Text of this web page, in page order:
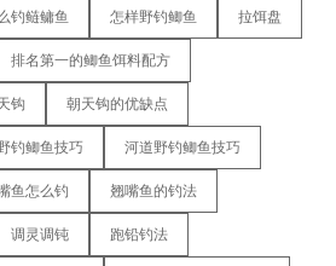
钓鲢鳙鱼 怎样野钓鲫鱼 拉饵盘
排名第一的鲫鱼饵料配方
钩 朝天钩的优缺点
钓鲫鱼技巧 河道野钓鲫鱼技巧
鱼怎么钓 翘嘴鱼的钓法
调灵调钝 跑铅钓法